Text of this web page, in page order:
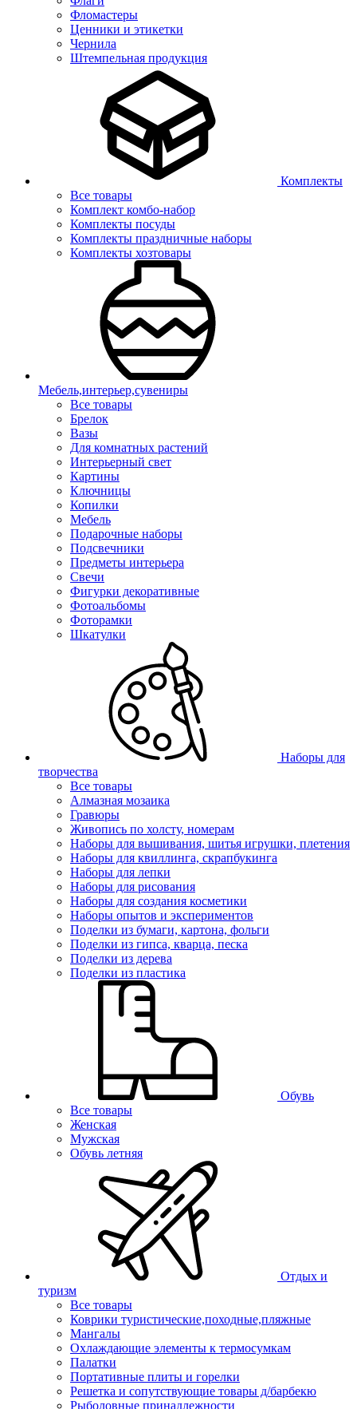
Фломастеры
Ценники и этикетки
Чернила
Штемпельная продукция
Комплекты
Все товары
Комплект комбо-набор
Комплекты посуды
Комплекты праздничные наборы
Комплекты хозтовары
Мебель,интерьер,сувениры
Все товары
Брелок
Вазы
Для комнатных растений
Интерьерный свет
Картины
Ключницы
Копилки
Мебель
Подарочные наборы
Подсвечники
Предметы интерьера
Свечи
Фигурки декоративные
Фотоальбомы
Фоторамки
Шкатулки
Наборы для
творчества
Все товары
Алмазная мозаика
Гравюры
Живопись по холсту, номерам
Наборы для вышивания, шитья игрушки, плетения
Наборы для квиллинга, скрапбукинга
Наборы для лепки
Наборы для рисования
Наборы для создания косметики
Наборы опытов и экспериментов
Поделки из бумаги, картона, фольги
Поделки из гипса, кварца, песка
Поделки из дерева
Поделки из пластика
Обувь
Все товары
Женская
Мужская
Обувь летняя
Отдых и
туризм
Все товары
Коврики туристические,походные,пляжные
Мангалы
Охлаждающие элементы к термосумкам
Палатки
Портативные плиты и горелки
Решетка и сопутствующие товары д/барбекю
Рыболовные принадлежности